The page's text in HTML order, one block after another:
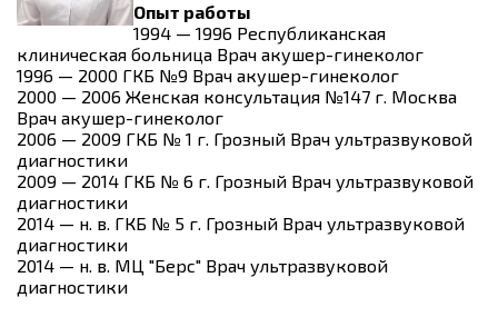
Опыт работы
1994 — 1996 Республиканская
клиническая больница Врач акушер-гинеколог
1996 — 2000 ГКБ №9 Врач акушер-гинеколог
2000 — 2006 Женская консультация №147 г. Москва
Врач акушер-гинеколог
2006 — 2009 ГКБ № 1 г. Грозный Врач ультразвуковой
диагностики
2009 — 2014 ГКБ № 6 г. Грозный Врач ультразвуковой
диагностики
2014 — н. в. ГКБ № 5 г. Грозный Врач ультразвуковой
диагностики
2014 — н. в. МЦ "Берс" Врач ультразвуковой
диагностики